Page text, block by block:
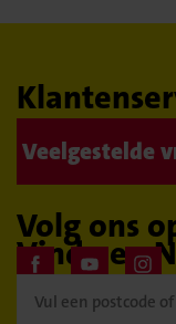
Veelgestelde
Volg ons
Vind een